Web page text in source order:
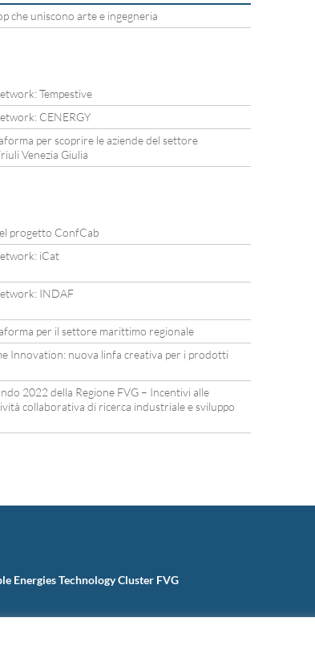
che uniscono arte e ingegneria
Tempestive
CENERGY
per scoprire le aziende del settore
Venezia Giulia
progetto ConfCab
iCat
INDAF
per il settore marittimo regionale
Innovation: nuova linfa creativa per i prodotti
2022 della Regione FVG – Incentivi alle
collaborativa di ricerca industriale e sviluppo
Energies Technology Cluster FVG